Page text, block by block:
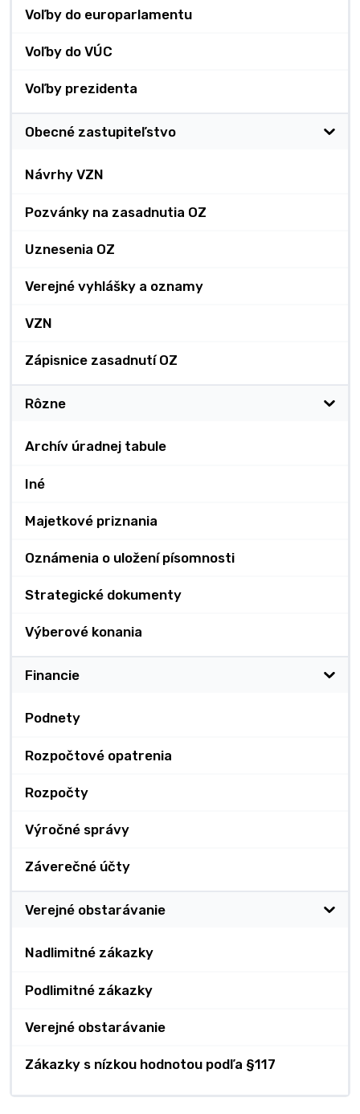
Voľby do europarlamentu
Voľby do VÚC
Voľby prezidenta
Obecné zastupiteľstvo
Návrhy VZN
Pozvánky na zasadnutia OZ
Uznesenia OZ
Verejné vyhlášky a oznamy
VZN
Zápisnice zasadnutí OZ
Rôzne
Archív úradnej tabule
Iné
Majetkové priznania
Oznámenia o uložení písomnosti
Strategické dokumenty
Výberové konania
Financie
Podnety
Rozpočtové opatrenia
Rozpočty
Výročné správy
Záverečné účty
Verejné obstarávanie
Nadlimitné zákazky
Podlimitné zákazky
Verejné obstarávanie
Zákazky s nízkou hodnotou podľa §117